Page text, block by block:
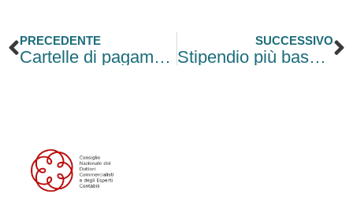
Precedente
PRECEDENTE
Cartelle di pagamento, valida la notifica al familiare convivente
SUCCESSIVO
Stipendio più basso durante le ferie, per la Cassazione può essere legittimo